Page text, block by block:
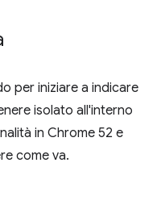
per iniziare a indicare
isolato all'interno
in Chrome 52 e
come va.